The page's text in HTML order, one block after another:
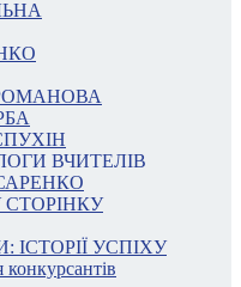
ВЧИТЕЛІВ
ІСТОРІЇ УСПІХУ
конкурсантів